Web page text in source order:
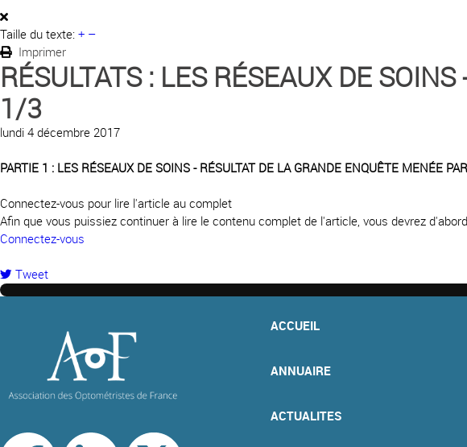
Taille du texte: + –
Imprimer
RÉSULTATS : LES RÉSEAUX DE
1/3
lundi 4 décembre 2017
PARTIE 1 : LES RÉSEAUX DE SOINS - RÉSULTAT DE LA GRANDE ENQUÊTE MENÉE PAR
Connectez-vous pour lire l'article au complet
Afin que vous puissiez continuer à lire le contenu complet de l'article, vous devrez
Connectez-vous
Tweet
pinterest
ACCUEIL
ANNUAIRE
ACTUALITES